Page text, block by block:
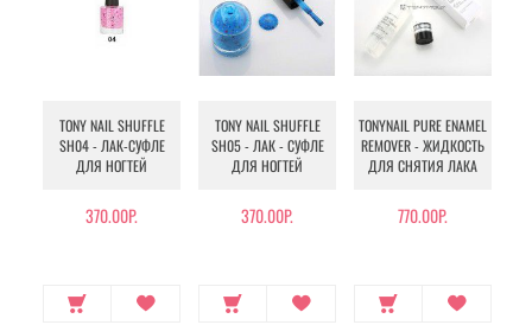
TONY NAIL SHUFFLE
SH04 - ЛАК-СУФЛЕ
ДЛЯ НОГТЕЙ
370.00Р.
TONY NAIL SHUFFLE
SH05 - ЛАК - СУФЛЕ
ДЛЯ НОГТЕЙ
370.00Р.
TONYNAIL PURE ENAMEL
REMOVER - ЖИДКОСТЬ
ДЛЯ СНЯТИЯ ЛАКА
770.00Р.